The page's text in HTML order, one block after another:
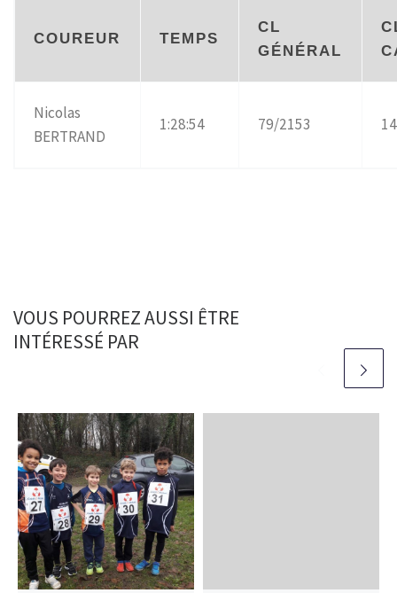
COUREUR TEMPS
CL
GÉNÉRAL
Nicolas
BERTRAND
1:28:54 79/2153
VOUS POURREZ AUSSI ÊTRE
INTÉRESSÉ PAR